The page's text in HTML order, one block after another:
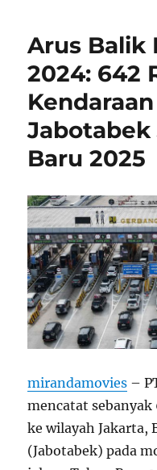
Arus Balik
2024: 642
Jabotabek
Baru 2025
mirandamovies –
mencatat sebanyak
ke wilayah Jakarta,
(Jabotabek) pada